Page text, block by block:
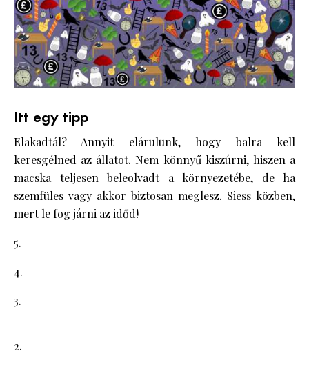
Itt egy tipp
Elakadtál? Annyit elárulunk, hogy balra kell
keresgélned az állatot. Nem könnyű kiszúrni, hiszen a
macska teljesen beleolvadt a környezetébe, de ha
szemfüles vagy akkor biztosan meglesz. Siess közben,
mert le fog járni azidőd!
5.
4.
3.
2.